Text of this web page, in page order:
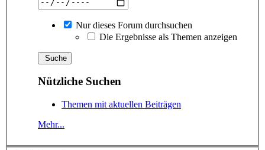
Nur dieses Forum durchsuchen
Die Ergebnisse als Themen anzeigen
Nützliche Suchen
Themen mit aktuellen Beiträgen
Mehr...